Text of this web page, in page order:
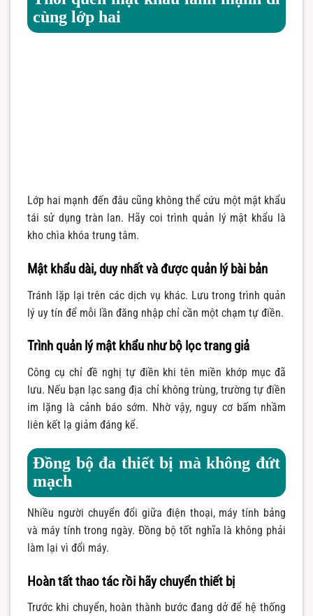
cùng lớp hai
Lớp hai mạnh đến đâu cũng không thể cứu một mật khẩu
tái sử dụng tràn lan. Hãy coi trình quản lý mật khẩu là
kho chìa khóa trung tâm.
Mật khẩu dài, duy nhất và được quản lý bài bản
Tránh lặp lại trên các dịch vụ khác. Lưu trong trình quản
lý uy tín để mỗi lần đăng nhập chỉ cần một chạm tự điền.
Trình quản lý mật khẩu như bộ lọc trang giả
Công cụ chỉ đề nghị tự điền khi tên miền khớp mục đã
lưu. Nếu bạn lạc sang địa chỉ không trùng, trường tự điền
im lặng là cảnh báo sớm. Nhờ vậy, nguy cơ bấm nhầm
liên kết lạ giảm đáng kể.
Đồng bộ đa thiết bị mà không đứt
mạch
Nhiều người chuyển đổi giữa điện thoại, máy tính bảng
và máy tính trong ngày. Đồng bộ tốt nghĩa là không phải
làm lại vì đổi máy.
Hoàn tất thao tác rồi hãy chuyển thiết bị
Trước khi chuyển, hoàn thành bước đang dở để hệ thống